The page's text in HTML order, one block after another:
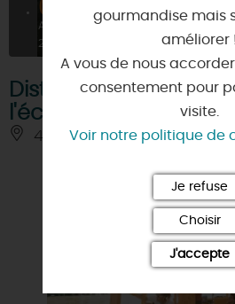
08
AOÛT
2026
Distribution de
l'éclipse solaire du 12
45000 - ORLEANS
gourmandise mais
améliorer !
A vous de nous
consentement pour
visite.
Voir notre politique de
Je refuse
Choisir
J'accepte